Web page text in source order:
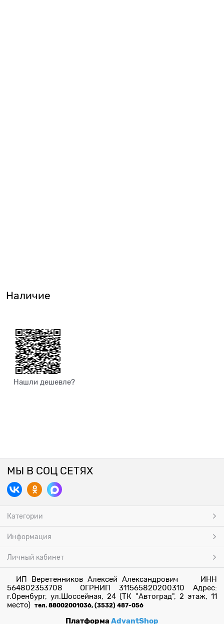
Наличие
Нашли дешевле?
МЫ В СОЦ СЕТЯХ
Категории
Информация
Личный кабинет
ИП Веретенников Алексей Александрович ИНН
564802353708 ОГРНИП 311565820200310 Адрес:
г.Оренбург, ул.Шоссейная, 24 (ТК "Автоград", 2 этаж, 11
место) тел. 88002001036, (3532) 487-056
ПлатформаAdvantShop